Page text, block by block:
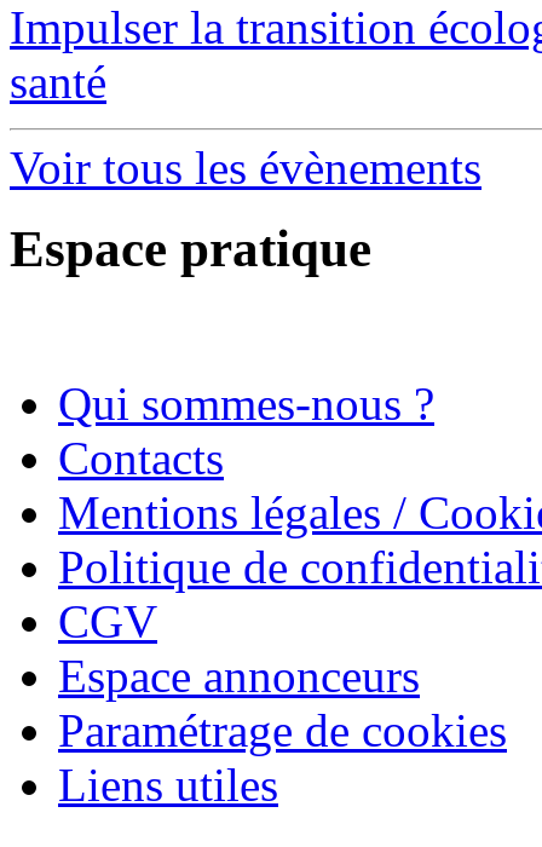
Impulser la transition
santé
Voir tous les évènements
Espace pratique
Qui sommes-nous ?
Contacts
Mentions légales /
Politique de
CGV
Espace annonceurs
Paramétrage de cookies
Liens utiles